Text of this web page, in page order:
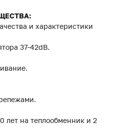
и характеристики
37-42dB.
лет на теплообменник и 2